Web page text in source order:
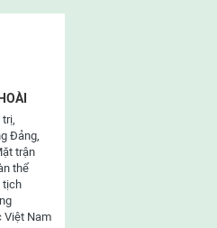
trị,
Đảng,
trận
thể
tịch
Việt Nam